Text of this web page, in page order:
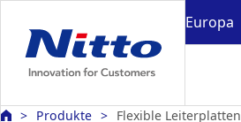
Europa
Produkte Flexible Leiterplatten